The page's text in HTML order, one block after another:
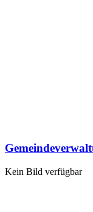
Kein Bild verfügbar